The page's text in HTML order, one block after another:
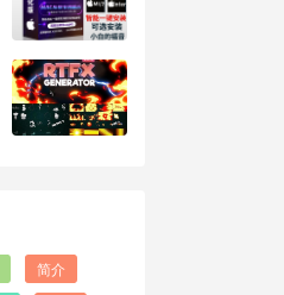
简介